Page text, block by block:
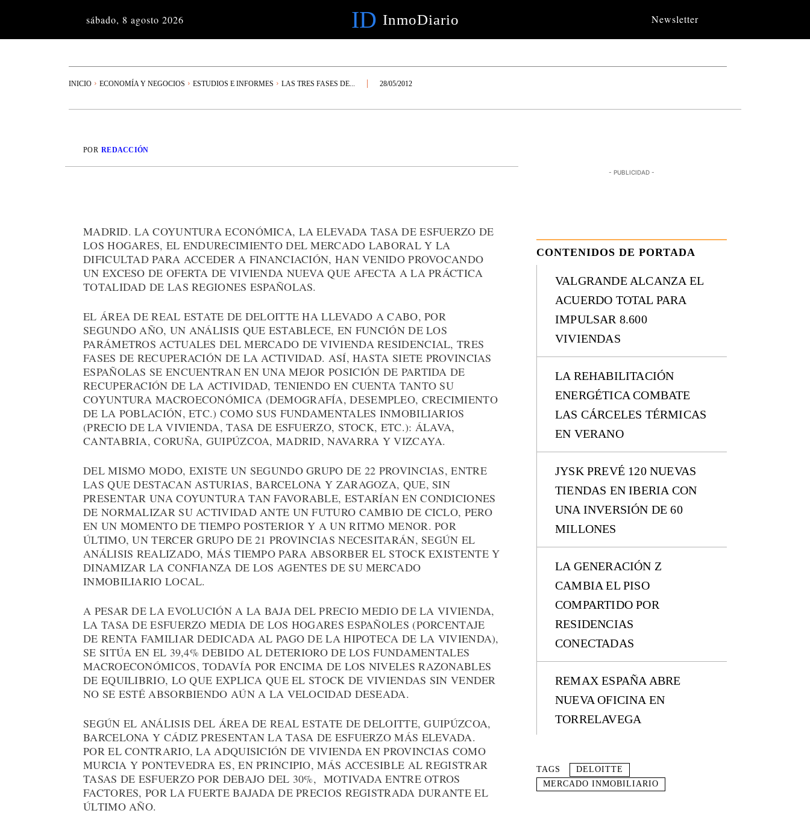
sábado, 8 agosto 2026 ID InmoDiario Newsletter
INICIO ECONOMÍA Y NEGOCIOS ESTUDIOS E INFORMES LAS TRES FASES DE... 28/05/2012
POR REDACCIÓN
MADRID. LA COYUNTURA ECONÓMICA, LA ELEVADA TASA DE ESFUERZO DE
LOS HOGARES, EL ENDURECIMIENTO DEL MERCADO LABORAL Y LA
DIFICULTAD PARA ACCEDER A FINANCIACIÓN, HAN VENIDO PROVOCANDO
UN EXCESO DE OFERTA DE VIVIENDA NUEVA QUE AFECTA A LA PRÁCTICA
TOTALIDAD DE LAS REGIONES ESPAÑOLAS.
EL ÁREA DE REAL ESTATE DE DELOITTE HA LLEVADO A CABO, POR
SEGUNDO AÑO, UN ANÁLISIS QUE ESTABLECE, EN FUNCIÓN DE LOS
PARÁMETROS ACTUALES DEL MERCADO DE VIVIENDA RESIDENCIAL, TRES
FASES DE RECUPERACIÓN DE LA ACTIVIDAD. ASÍ, HASTA SIETE PROVINCIAS
ESPAÑOLAS SE ENCUENTRAN EN UNA MEJOR POSICIÓN DE PARTIDA DE
RECUPERACIÓN DE LA ACTIVIDAD, TENIENDO EN CUENTA TANTO SU
COYUNTURA MACROECONÓMICA (DEMOGRAFÍA, DESEMPLEO, CRECIMIENTO
DE LA POBLACIÓN, ETC.) COMO SUS FUNDAMENTALES INMOBILIARIOS
(PRECIO DE LA VIVIENDA, TASA DE ESFUERZO, STOCK, ETC.): ÁLAVA,
CANTABRIA, CORUÑA, GUIPÚZCOA, MADRID, NAVARRA Y VIZCAYA.
DEL MISMO MODO, EXISTE UN SEGUNDO GRUPO DE 22 PROVINCIAS, ENTRE
LAS QUE DESTACAN ASTURIAS, BARCELONA Y ZARAGOZA, QUE, SIN
PRESENTAR UNA COYUNTURA TAN FAVORABLE, ESTARÍAN EN CONDICIONES
DE NORMALIZAR SU ACTIVIDAD ANTE UN FUTURO CAMBIO DE CICLO, PERO
EN UN MOMENTO DE TIEMPO POSTERIOR Y A UN RITMO MENOR. POR
ÚLTIMO, UN TERCER GRUPO DE 21 PROVINCIAS NECESITARÁN, SEGÚN EL
ANÁLISIS REALIZADO, MÁS TIEMPO PARA ABSORBER EL STOCK EXISTENTE Y
DINAMIZAR LA CONFIANZA DE LOS AGENTES DE SU MERCADO
INMOBILIARIO LOCAL.
A PESAR DE LA EVOLUCIÓN A LA BAJA DEL PRECIO MEDIO DE LA VIVIENDA,
LA TASA DE ESFUERZO MEDIA DE LOS HOGARES ESPAÑOLES (PORCENTAJE
DE RENTA FAMILIAR DEDICADA AL PAGO DE LA HIPOTECA DE LA VIVIENDA),
SE SITÚA EN EL 39,4% DEBIDO AL DETERIORO DE LOS FUNDAMENTALES
MACROECONÓMICOS, TODAVÍA POR ENCIMA DE LOS NIVELES RAZONABLES
DE EQUILIBRIO, LO QUE EXPLICA QUE EL STOCK DE VIVIENDAS SIN VENDER
NO SE ESTÉ ABSORBIENDO AÚN A LA VELOCIDAD DESEADA.
SEGÚN EL ANÁLISIS DEL ÁREA DE REAL ESTATE DE DELOITTE, GUIPÚZCOA,
BARCELONA Y CÁDIZ PRESENTAN LA TASA DE ESFUERZO MÁS ELEVADA.
POR EL CONTRARIO, LA ADQUISICIÓN DE VIVIENDA EN PROVINCIAS COMO
MURCIA Y PONTEVEDRA ES, EN PRINCIPIO, MÁS ACCESIBLE AL REGISTRAR
TASAS DE ESFUERZO POR DEBAJO DEL 30%, MOTIVADA ENTRE OTROS
FACTORES, POR LA FUERTE BAJADA DE PRECIOS REGISTRADA DURANTE EL
ÚLTIMO AÑO.
- PUBLICIDAD -
CONTENIDOS DE PORTADA
VALGRANDE ALCANZA EL
ACUERDO TOTAL PARA
IMPULSAR 8.600
VIVIENDAS
LA REHABILITACIÓN
ENERGÉTICA COMBATE
LAS CÁRCELES TÉRMICAS
EN VERANO
JYSK PREVÉ 120 NUEVAS
TIENDAS EN IBERIA CON
UNA INVERSIÓN DE 60
MILLONES
LA GENERACIÓN Z
CAMBIA EL PISO
COMPARTIDO POR
RESIDENCIAS
CONECTADAS
REMAX ESPAÑA ABRE
NUEVA OFICINA EN
TORRELAVEGA
TAGS
DELOITTE
MERCADO INMOBILIARIO